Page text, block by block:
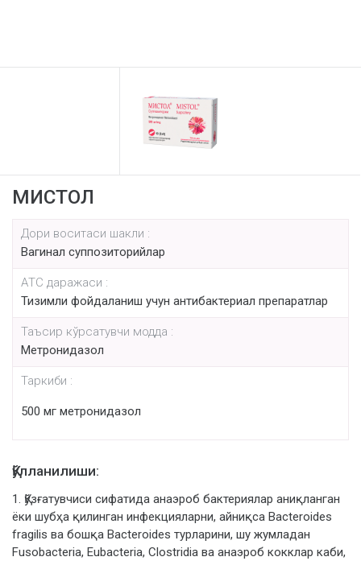
МИСТОЛ
Дори воситаси шакли :
Вагинал суппозиторийлар
AТС даражаси :
Тизимли фойдаланиш учун антибактериал препаратлар
Таъсир кўрсатувчи модда :
Метронидазол
Таркиби :
500 мг метронидазол
Қўлланилиши:
1. Қўзғатувчиси сифатида анаэроб бактериялар аниқланган
ёки шубҳа қилинган инфекцияларни, айниқса Bacteroides
fragilis ва бошқа Bacteroides турларини, шу жумладан
Fusobacteria, Eubacteria, Clostridia ва анаэроб кокклар каби,